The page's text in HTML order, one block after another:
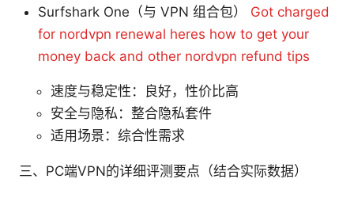
Surfshark One（与 VPN 组合包） Got charged
for nordvpn renewal heres how to get your
money back and other nordvpn refund tips
速度与稳定性：良好，性价比高
安全与隐私：整合隐私套件
适用场景：综合性需求
三、PC端VPN的详细评测要点（结合实际数据）